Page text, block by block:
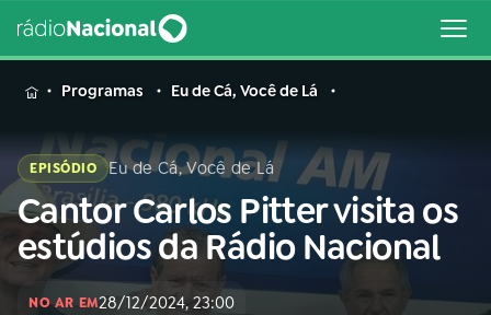
MENU
Buscar
na
Rádio
Nacional
Buscar
Programas Eu de Cá, Você de Lá
EPISÓDIO Eu de Cá, Você de Lá
Cantor Carlos Pitter visita os
estúdios da Rádio Nacional
NO AR EM28/12/2024, 23:00